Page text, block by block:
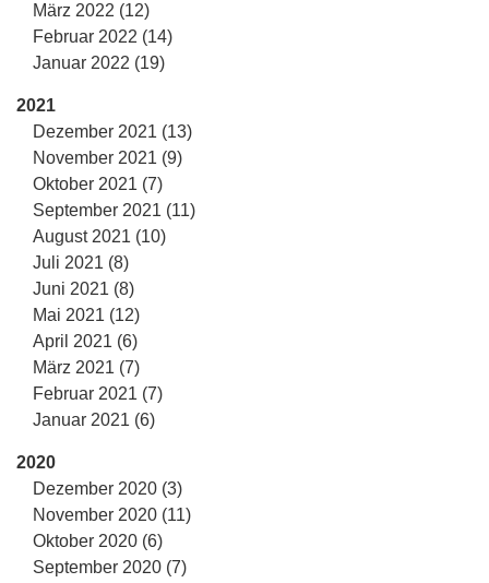
März 2022 (12)
Februar 2022 (14)
Januar 2022 (19)
2021
Dezember 2021 (13)
November 2021 (9)
Oktober 2021 (7)
September 2021 (11)
August 2021 (10)
Juli 2021 (8)
Juni 2021 (8)
Mai 2021 (12)
April 2021 (6)
März 2021 (7)
Februar 2021 (7)
Januar 2021 (6)
2020
Dezember 2020 (3)
November 2020 (11)
Oktober 2020 (6)
September 2020 (7)